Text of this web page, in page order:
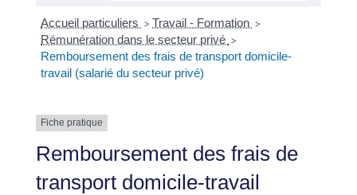
Accueil particuliers > Travail - Formation >
Rémunération dans le secteur privé >
Remboursement des frais de transport domicile-
travail (salarié du secteur privé)
Fiche pratique
Remboursement des frais de
transport domicile-travail